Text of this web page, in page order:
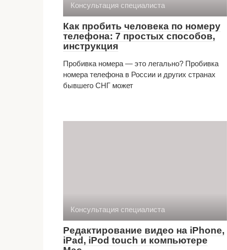
Консультация специалиста
Как пробить человека по номеру
телефона: 7 простых способов,
инструкция
Пробивка номера — это легально? Пробивка
номера телефона в России и других странах
бывшего СНГ может
Консультация специалиста
Редактирование видео на iPhone,
iPad, iPod touch и компьютере